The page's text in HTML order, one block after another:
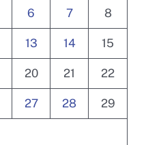
6 7 8
13 14 15
20 21 22
27 28 29